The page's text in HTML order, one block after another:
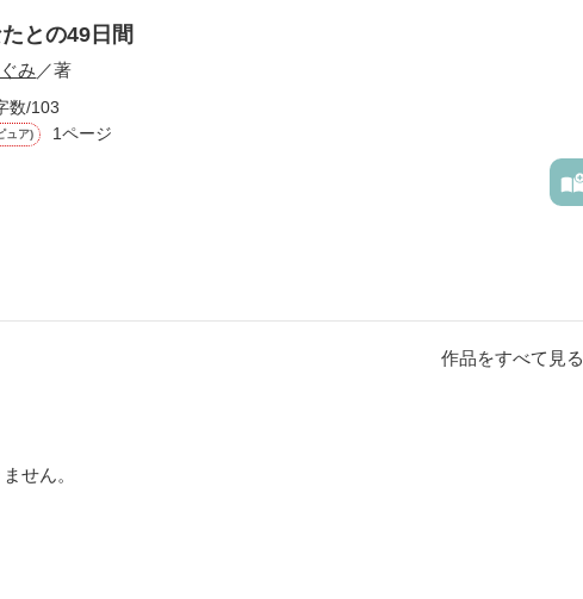
との49日間
み ／著
数/103
ュア) 1ページ
作品をすべて見る
せん。